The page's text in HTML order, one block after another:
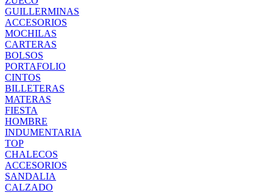
GUILLERMINAS
ACCESORIOS
MOCHILAS
CARTERAS
BOLSOS
PORTAFOLIO
CINTOS
BILLETERAS
MATERAS
FIESTA
HOMBRE
INDUMENTARIA
TOP
CHALECOS
ACCESORIOS
SANDALIA
CALZADO